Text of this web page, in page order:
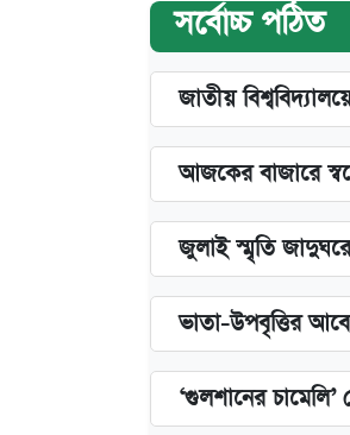
সর্বোচ্চ পঠিত
জাতীয়
আজকের বাজারে
জুলাই স্মৃতি
ভাতা-উপবৃত্তির
‘গুলশানের